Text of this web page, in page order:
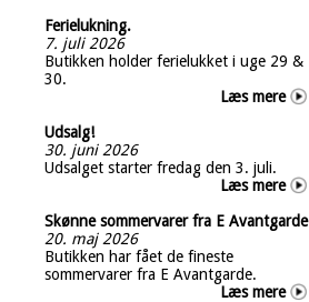
Ferielukning.
7. juli 2026
Butikken holder ferielukket i uge 29 &
30.
Læs mere
Udsalg!
30. juni 2026
Udsalget starter fredag den 3. juli.
Læs mere
Skønne sommervarer fra E Avantgarde
20. maj 2026
Butikken har fået de fineste
sommervarer fra E Avantgarde.
Læs mere